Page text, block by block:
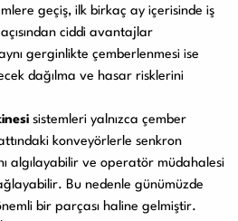
geçiş, ilk birkaç ay içerisinde iş
ciddi avantajlar
gerginlikte çemberlenmesi ise
dağılma ve hasar risklerini
sistemleri yalnızca çember
konveyörlerle senkron
algılayabilir ve operatör müdahalesi
Bu nedenle günümüzde
bir parçası haline gelmiştir.